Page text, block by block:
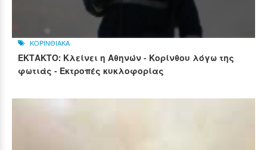
ΚΟΡΙΝΘΙΑΚΑ
ΕΚΤΑΚΤΟ: Κλείνει η Αθηνών - Κορίνθου λόγω της
φωτιάς - Εκτροπές κυκλοφορίας